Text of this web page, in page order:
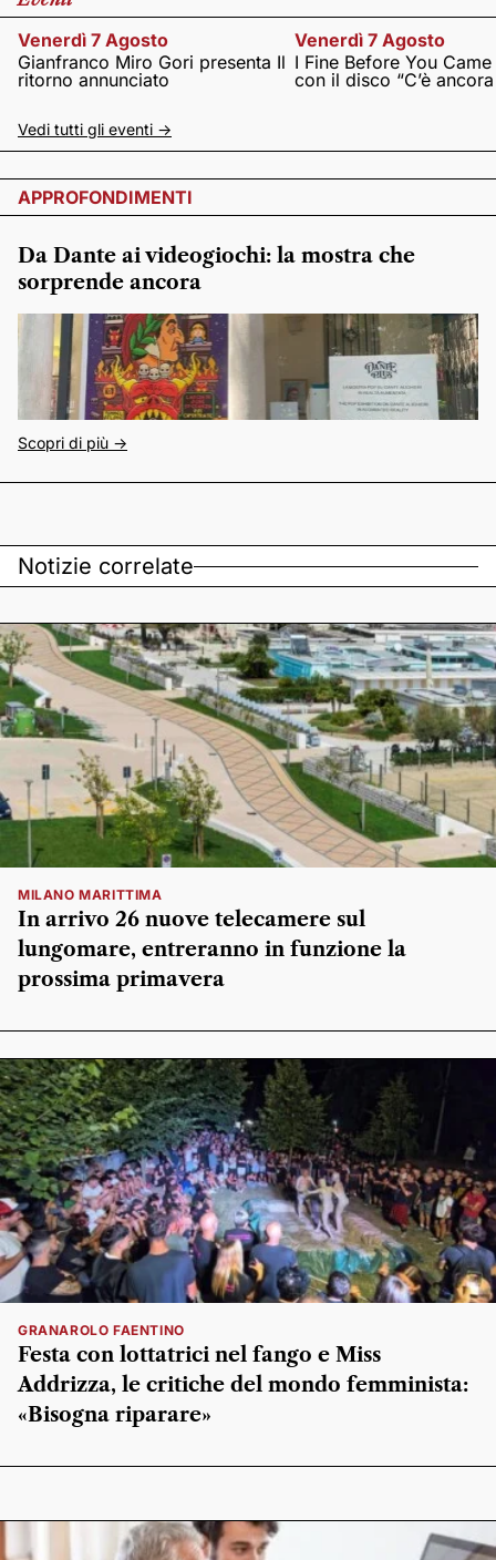
Venerdì 7 Agosto
Gianfranco Miro Gori presenta Il
ritorno annunciato
Venerdì 7 Agosto
I Fine Before You
con il disco “C’è
Vedi tutti gli eventi ->
APPROFONDIMENTI
Da Dante ai videogiochi: la mostra che
sorprende ancora
Scopri di più ->
Notizie correlate
MILANO MARITTIMA
In arrivo 26 nuove telecamere sul
lungomare, entreranno in funzione la
prossima primavera
GRANAROLO FAENTINO
Festa con lottatrici nel fango e Miss
Addrizza, le critiche del mondo femminista:
«Bisogna riparare»